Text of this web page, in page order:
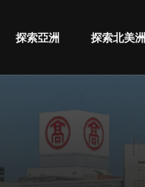
探索亞洲 探索北美洲